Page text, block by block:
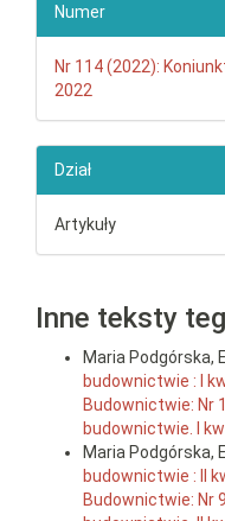
Numer
Nr 114 (2022):
2022
Dział
Artykuły
Inne teksty
Maria Podgórska,
budownictwie : I
Budownictwie: Nr
budownictwie. I
Maria Podgórska,
budownictwie : II
Budownictwie: Nr